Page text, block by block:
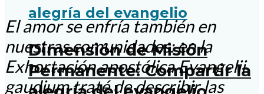
Dimensión de Misión
Permanente: Compartir la
El amor se enfría también en
nuestras comunidades: en la
Exhortación apostólica Evangelii
gaudium traté de describir las